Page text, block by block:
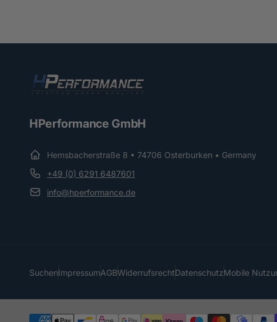
HPerformance GmbH
Hemsbacherstraße 8 • 74706 Osterburken • Germany
+49 (0) 6291 6487601
info@hperformance.de
SuchenImpressumAGBWiderrufsrechtDatenschutzMobile